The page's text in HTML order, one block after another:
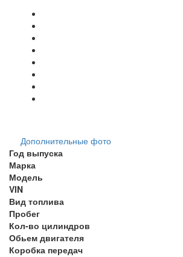
Дополнительные фото
Год выпуска
Марка
Модель
VIN
Вид топлива
Пробег
Кол-во цилиндров
Обьем двигателя
Коробка передач